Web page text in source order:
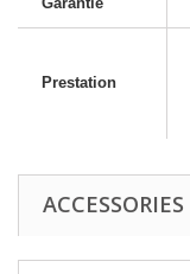
Prestation
ACCESSORIES